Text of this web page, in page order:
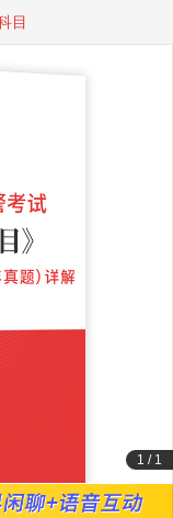
目
1 / 1